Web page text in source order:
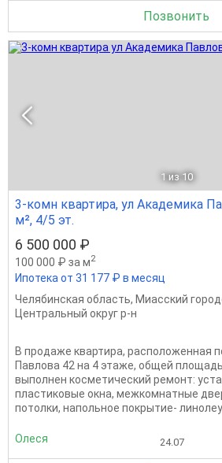
Позвонить
1 из 10
3-комн квартира, ул Академика
м², 4/5 эт.
6 500 000 ₽
100 000 ₽ за м2
Ипотека от 31 177 ₽ в месяц
Челябинская область, Миасский
Центральный округ р-н
В продаже квартира, расположенная
Павлова 42 на 4 этаже, общей
выполнен косметический ремонт:
пластиковые окна, межкомнатные
потолки, напольное покрытие-
Олеся 24.07